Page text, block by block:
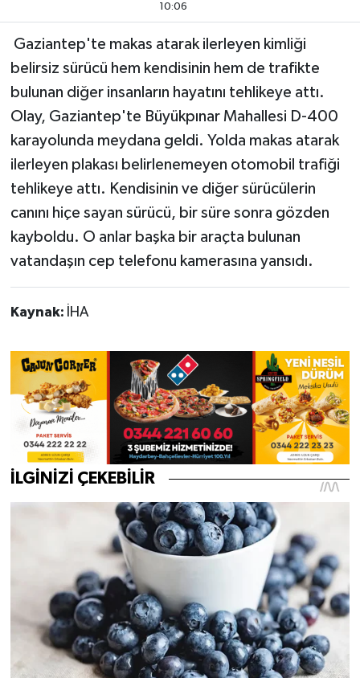
10:06
Gaziantep'te makas atarak ilerleyen kimliği
belirsiz sürücü hem kendisinin hem de trafikte
bulunan diğer insanların hayatını tehlikeye attı.
Olay, Gaziantep'te Büyükpınar Mahallesi D-400
karayolunda meydana geldi. Yolda makas atarak
ilerleyen plakası belirlenemeyen otomobil trafiği
tehlikeye attı. Kendisinin ve diğer sürücülerin
canını hiçe sayan sürücü, bir süre sonra gözden
kayboldu. O anlar başka bir araçta bulunan
vatandaşın cep telefonu kamerasına yansıdı.
Kaynak: İHA
Teknoloji
Yaşam
KAHRAMANMARAŞ